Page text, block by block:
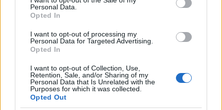
Personal Data.
Opted In
I want to opt-out of processing my
Personal Data for Targeted Advertising.
Opted In
I want to opt-out of Collection, Use,
Retention, Sale, and/or Sharing of my
Personal Data that Is Unrelated with the
Purposes for which it was collected.
Opted Out
Το επόμενο διάστημα αναμένεται να
πραγματοποιηθεί συνάντηση ανάμεσα στις
διοικήσεις των δύο συλλόγων, προκειμένου να
για την οριστική μεταγραφή του ποδοσφαιριστή.
Με τη φανέλα της Πάρμα, ο 28χρονος εξτρέμ